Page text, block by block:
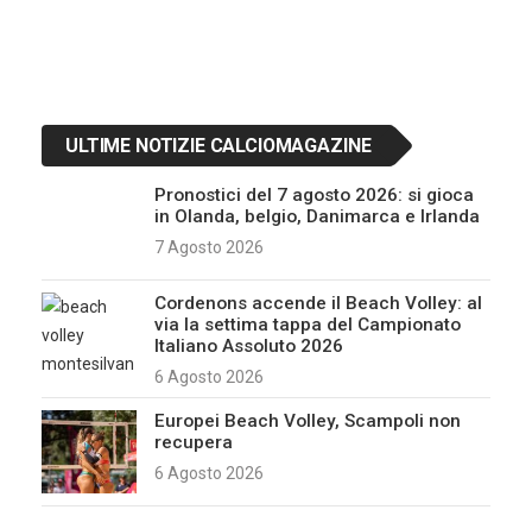
ULTIME NOTIZIE CALCIOMAGAZINE
Pronostici del 7 agosto 2026: si gioca
in Olanda, belgio, Danimarca e Irlanda
7 Agosto 2026
Cordenons accende il Beach Volley: al
via la settima tappa del Campionato
Italiano Assoluto 2026
6 Agosto 2026
Europei Beach Volley, Scampoli non
recupera
6 Agosto 2026